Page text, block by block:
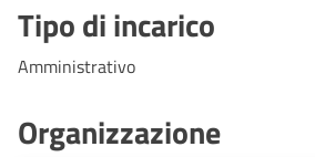
Tipo di incarico
Amministrativo
Organizzazione